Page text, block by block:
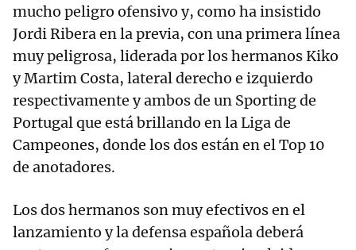
mucho peligro ofensivo y, como ha insistido
Jordi Ribera en la previa, con una primera línea
muy peligrosa, liderada por los hermanos Kiko
y Martim Costa, lateral derecho e izquierdo
respectivamente y ambos de un Sporting de
Portugal que está brillando en la Liga de
Campeones, donde los dos están en el Top 10
de anotadores.
Los dos hermanos son muy efectivos en el
lanzamiento y la defensa española deberá